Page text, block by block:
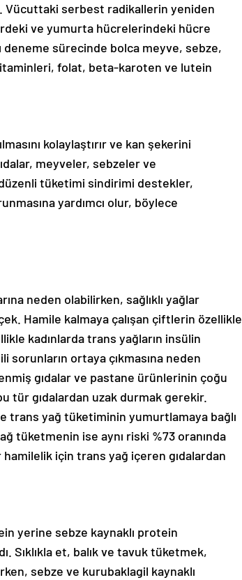
Vücuttaki serbest radikallerin yeniden
ve yumurta hücrelerindeki hücre
deneme sürecinde bolca meyve, sebze,
folat, beta-karoten ve lutein
kolaylaştırır ve kan şekerini
meyveler, sebzeler ve
tüketimi sindirimi destekler,
yardımcı olur, böylece
neden olabilirken, sağlıklı yağlar
Hamile kalmaya çalışan çiftlerin özellikle
kadınlarda trans yağların insülin
ortaya çıkmasına neden
gıdalar ve pastane ürünlerinin çoğu
tür gıdalardan uzak durmak gerekir.
trans yağ tüketiminin yumurtlamaya bağlı
tüketmenin ise aynı riski %73 oranında
hamilelik için trans yağ içeren gıdalardan
yerine sebze kaynaklı protein
Sıklıkla et, balık ve tavuk tüketmek,
sebze ve kurubaklagil kaynaklı